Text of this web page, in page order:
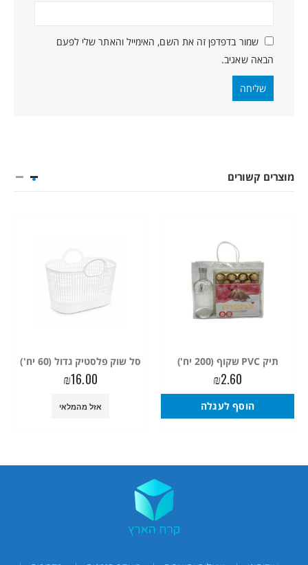
שמור בדפדפן זה את השם, האימייל והאתר שלי לפעם
הבאה שאגיב.
מוצרים קשורים
תיק PVC שקוף (200 יח')
₪2.60
הוסף לעגלה
סל שוק פלסטיק גדול (60 יח')
₪16.00
אזל מהמלאי